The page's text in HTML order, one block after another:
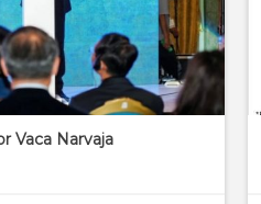
Vaca Narvaja